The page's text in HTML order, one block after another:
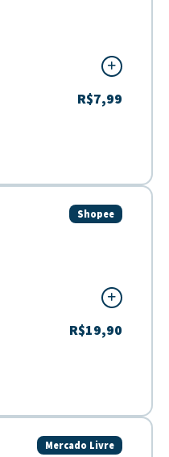
R$7,99
Shopee
R$19,90
Mercado Livre